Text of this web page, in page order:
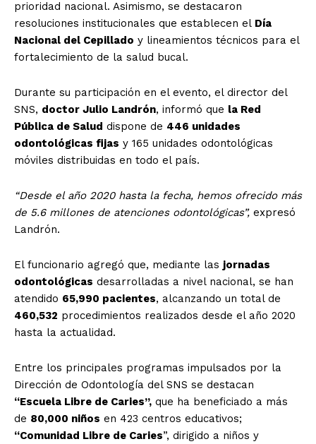
prioridad nacional. Asimismo, se destacaron
resoluciones institucionales que establecen el Día
Nacional del Cepillado y lineamientos técnicos para el
fortalecimiento de la salud bucal.
Durante su participación en el evento, el director del
SNS, doctor Julio Landrón, informó que la Red
Pública de Salud dispone de 446 unidades
odontológicas fijas y 165 unidades odontológicas
móviles distribuidas en todo el país.
“Desde el año 2020 hasta la fecha, hemos ofrecido más
de 5.6 millones de atenciones odontológicas”, expresó
Landrón.
El funcionario agregó que, mediante las jornadas
odontológicas desarrolladas a nivel nacional, se han
atendido 65,990 pacientes, alcanzando un total de
460,532 procedimientos realizados desde el año 2020
hasta la actualidad.
Entre los principales programas impulsados por la
Dirección de Odontología del SNS se destacan
“Escuela Libre de Caries”, que ha beneficiado a más
de 80,000 niños en 423 centros educativos;
“Comunidad Libre de Caries”, dirigido a niños y